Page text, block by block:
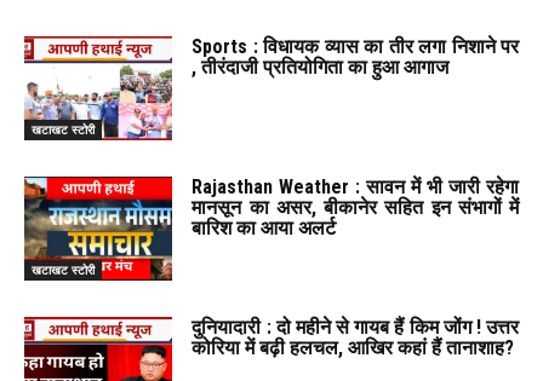
खटाखट स्टोरी
Sports : विधायक व्यास का तीर लगा निशाने पर
, तीरंदाजी प्रतियोगिता का हुआ आगाज
खटाखट स्टोरी
Rajasthan Weather : सावन में भी जारी रहेगा
मानसून का असर, बीकानेर सहित इन संभागों में
बारिश का आया अलर्ट
दुनियादारी : दो महीने से गायब हैं किम जोंग ! उत्तर
कोरिया में बढ़ी हलचल, आखिर कहां हैं तानाशाह?